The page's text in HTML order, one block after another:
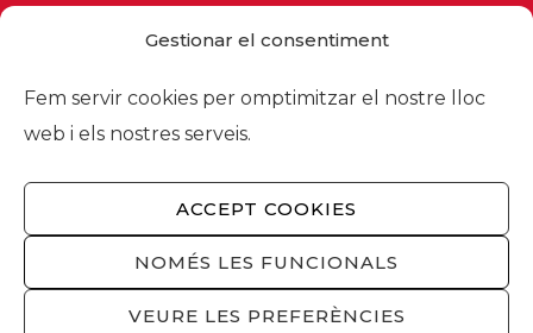
Gestionar el consentiment
Fem servir cookies per omptimitzar el nostre lloc
web i els nostres serveis.
ACCEPT COOKIES
NOMÉS LES FUNCIONALS
VEURE LES PREFERÈNCIES
foment@foment.com
© 2026 - Foment del Treball Nacional
Nosaltres
privacitat/ Política cookies/Privacitat